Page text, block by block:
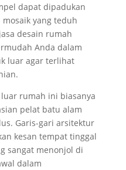
dapat dipadukan
yang teduh
desain rumah
Anda dalam
luar agar terlihat
rumah ini biasanya
pelat batu alam
Garis-gari arsitektur
kesan tempat tinggal
sangat menonjol di
dalam